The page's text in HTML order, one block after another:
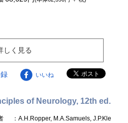
しく見る
いいね
of Neurology, 12th ed.
：A.H.Ropper, M.A.Samuels, J.P.Kle